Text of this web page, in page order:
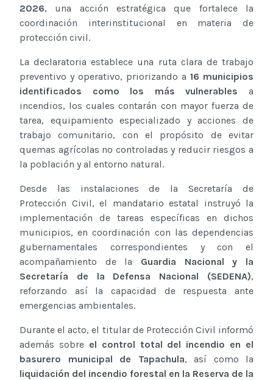
2026, una acción estratégica que fortalece la
coordinación interinstitucional en materia de
protección civil.
La declaratoria establece una ruta clara de trabajo
preventivo y operativo, priorizando a 16 municipios
identificados como los más vulnerables a
incendios, los cuales contarán con mayor fuerza de
tarea, equipamiento especializado y acciones de
trabajo comunitario, con el propósito de evitar
quemas agrícolas no controladas y reducir riesgos a
la población y al entorno natural.
Desde las instalaciones de la Secretaría de
Protección Civil, el mandatario estatal instruyó la
implementación de tareas específicas en dichos
municipios, en coordinación con las dependencias
gubernamentales correspondientes y con el
acompañamiento de la Guardia Nacional y la
Secretaría de la Defensa Nacional (SEDENA),
reforzando así la capacidad de respuesta ante
emergencias ambientales.
Durante el acto, el titular de Protección Civil informó
además sobre el control total del incendio en el
basurero municipal de Tapachula, así como la
liquidación del incendio forestal en la Reserva de la